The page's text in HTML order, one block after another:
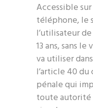
Accessible
téléphone, le
l’utilisateur
13 ans, sans
va utiliser
l’article 40
pénale qui
toute autorité